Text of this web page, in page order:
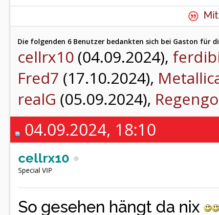
Die folgenden 6 Benutzer bedankten sich bei Gaston für
cellrx10 (04.09.2024),
Fred7 (17.10.2024),
realG (05.09.2024),
04.09.2024, 18:10
cellrx10
Special VIP
So gesehen hängt da nix